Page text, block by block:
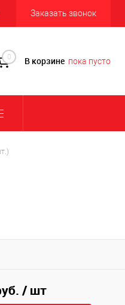
Заказать звонок
0 В корзине пока пусто
/ шт